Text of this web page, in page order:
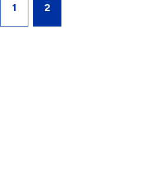
1 2